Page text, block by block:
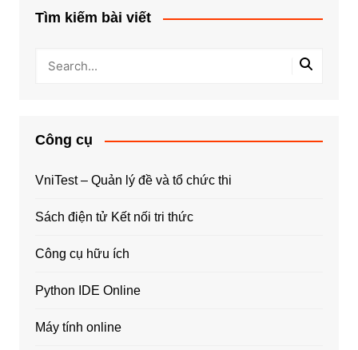
Tìm kiếm bài viết
Công cụ
VniTest – Quản lý đề và tổ chức thi
Sách điện tử Kết nối tri thức
Công cụ hữu ích
Python IDE Online
Máy tính online